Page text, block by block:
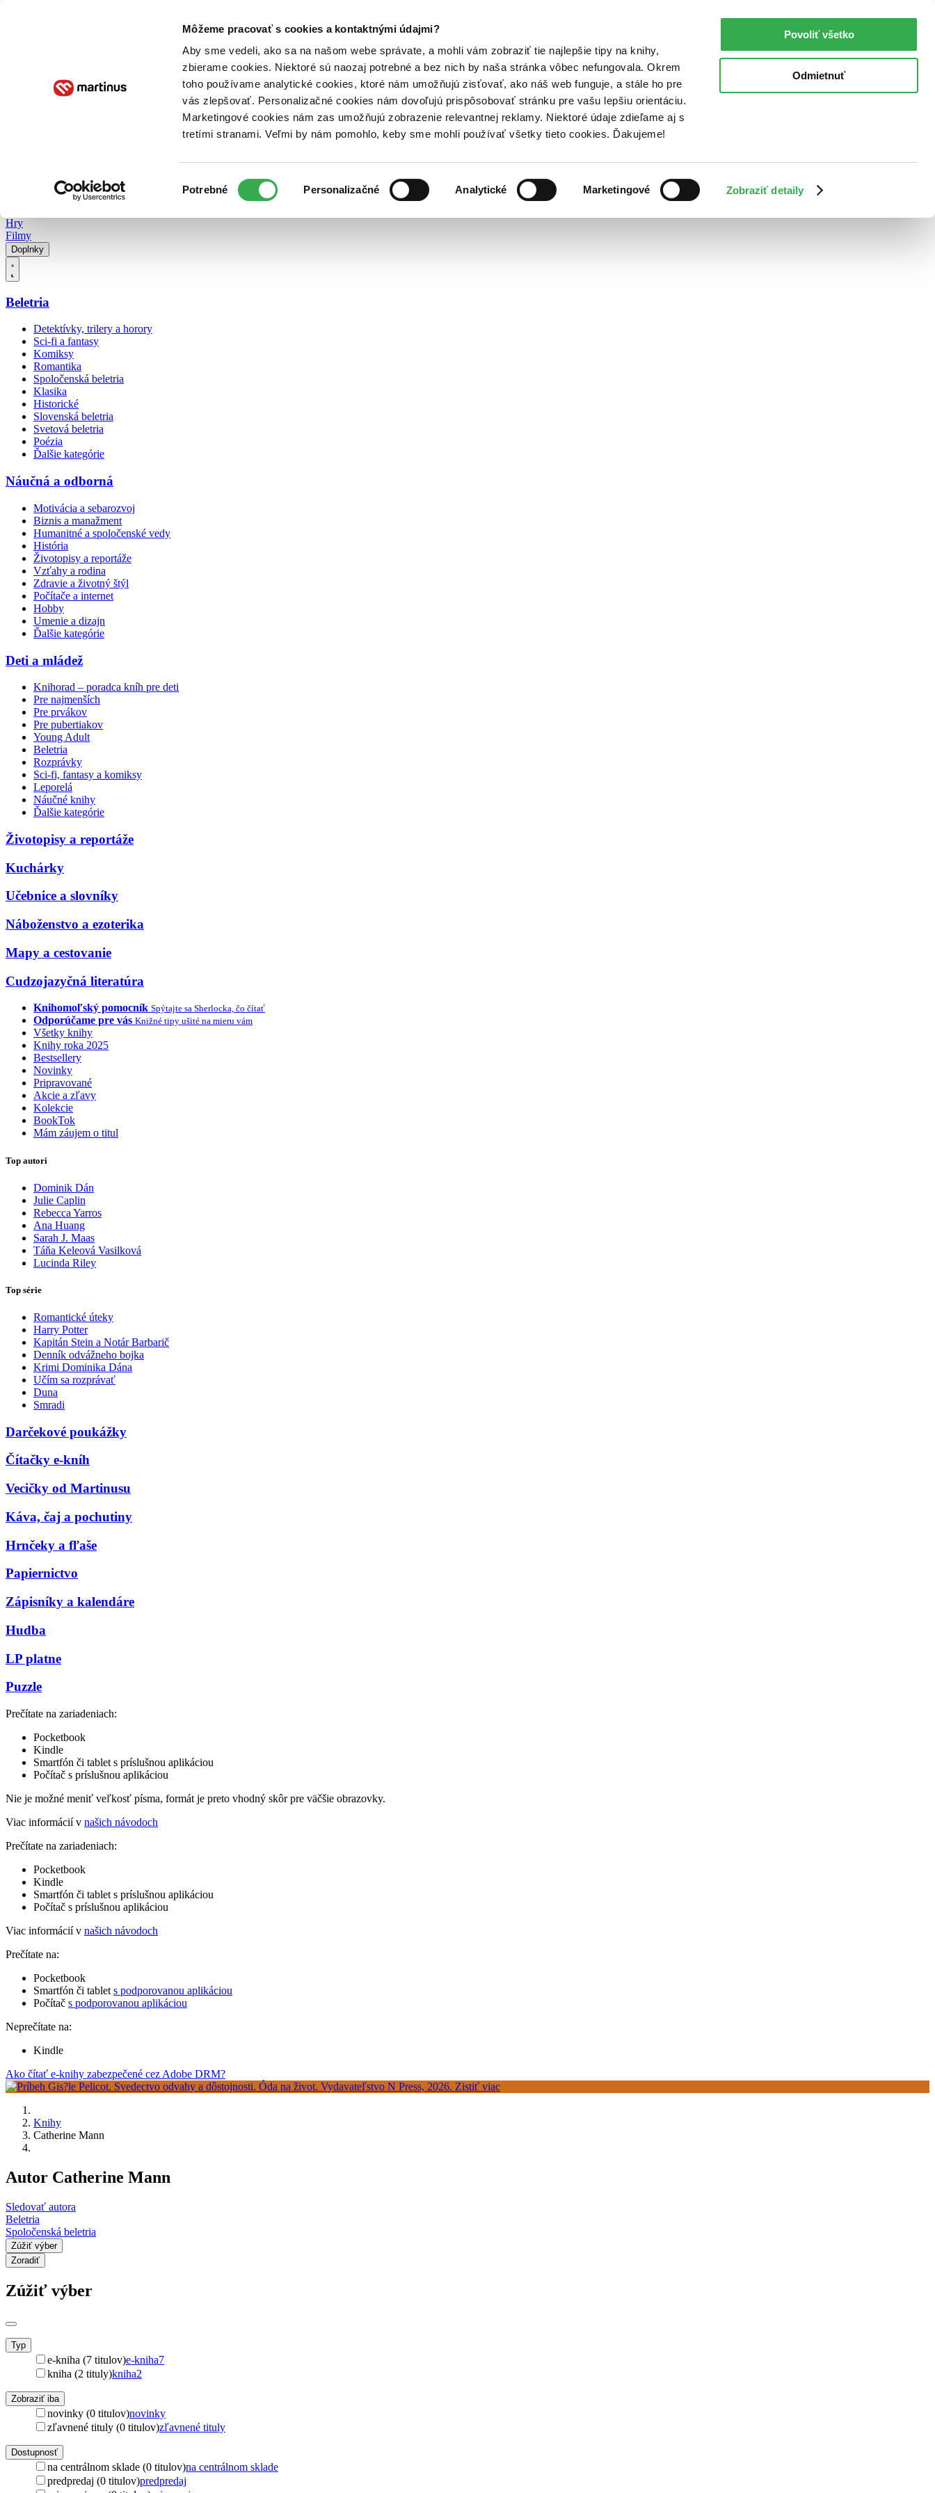
Môžeme pracovať s cookies a kontaktnými údajmi?
Aby sme vedeli, ako sa na našom webe správate, a mohli vám zobraziť tie najlepšie tipy na knihy,
zbierame cookies. Niektoré sú naozaj potrebné a bez nich by naša stránka vôbec nefungovala. Okrem
toho používame analytické cookies, ktoré nám umožňujú zisťovať, ako náš web funguje, a stále ho pre
vás zlepšovať. Personalizačné cookies nám dovoľujú prispôsobovať stránku pre vašu lepšiu orientáciu.
Marketingové cookies nám zas umožňujú zobrazenie relevantnej reklamy. Niektoré údaje zdieľame aj s
tretími stranami. Veľmi by nám pomohlo, keby sme mohli používať všetky tieto cookies. Ďakujeme!
súhlasu
Potrebné Personalizačné Analytické Marketingové Zobraziť detaily
Povoliť všetko
Odmietnuť
Poukážky Kontakt
Hry
Filmy
Doplnky
Beletria
Detektívky, trilery a horory
Sci-fi a fantasy
Komiksy
Romantika
Spoločenská beletria
Klasika
Historické
Slovenská beletria
Svetová beletria
Poézia
Ďalšie kategórie
Náučná a odborná
Motivácia a sebarozvoj
Biznis a manažment
Humanitné a spoločenské vedy
História
Životopisy a reportáže
Vzťahy a rodina
Zdravie a životný štýl
Počítače a internet
Hobby
Umenie a dizajn
Ďalšie kategórie
Deti a mládež
Knihorad – poradca kníh pre deti
Pre najmenších
Pre prvákov
Pre pubertiakov
Young Adult
Beletria
Rozprávky
Sci-fi, fantasy a komiksy
Leporelá
Náučné knihy
Ďalšie kategórie
Životopisy a reportáže
Kuchárky
Učebnice a slovníky
Náboženstvo a ezoterika
Mapy a cestovanie
Cudzojazyčná literatúra
Knihomoľský pomocník Spýtajte sa Sherlocka, čo čítať
Odporúčame pre vás Knižné tipy ušité na mieru vám
Všetky knihy
Knihy roka 2025
Bestsellery
Novinky
Pripravované
Akcie a zľavy
Kolekcie
BookTok
Mám záujem o titul
Top autori
Dominik Dán
Julie Caplin
Rebecca Yarros
Ana Huang
Sarah J. Maas
Táňa Keleová Vasilková
Lucinda Riley
Top série
Romantické úteky
Harry Potter
Kapitán Stein a Notár Barbarič
Denník odvážneho bojka
Krimi Dominika Dána
Učím sa rozprávať
Duna
Smradi
Darčekové poukážky
Čítačky e-kníh
Vecičky od Martinusu
Káva, čaj a pochutiny
Hrnčeky a fľaše
Papiernictvo
Zápisníky a kalendáre
Hudba
LP platne
Puzzle
Prečítate na zariadeniach:
Pocketbook
Kindle
Smartfón či tablet s príslušnou aplikáciou
Počítač s príslušnou aplikáciou
Nie je možné meniť veľkosť písma, formát je preto vhodný skôr pre väčšie obrazovky.
Viac informácií v našich návodoch
Prečítate na zariadeniach:
Pocketbook
Kindle
Smartfón či tablet s príslušnou aplikáciou
Počítač s príslušnou aplikáciou
Viac informácií v našich návodoch
Prečítate na:
Pocketbook
Smartfón či tablet s podporovanou aplikáciou
Počítač s podporovanou aplikáciou
Neprečítate na:
Kindle
Ako čítať e-knihy zabezpečené cez Adobe DRM?
Knihy
Catherine Mann
Autor Catherine Mann
Sledovať autora
Beletria
Spoločenská beletria
Zúžiť výber
Zoradiť
Zúžiť výber
Typ
e-kniha (7 titulov)e-kniha7
kniha (2 tituly)kniha2
Zobraziť iba
novinky (0 titulov)novinky
zľavnené tituly (0 titulov)zľavnené tituly
Dostupnosť
na centrálnom sklade (0 titulov)na centrálnom sklade
predpredaj (0 titulov)predpredaj